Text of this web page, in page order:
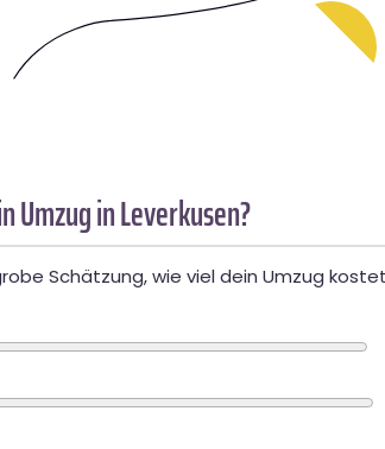
Umzug in Leverkusen?
Schätzung, wie viel dein Umzug